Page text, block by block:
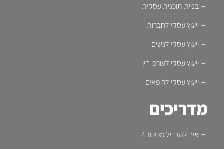
בניית תוכנית עסקית
ייעוץ עסקי לחברות
ייעוץ עסקי לנשים
ייעוץ עסקי לעורכי דין
ייעוץ עסקי לרופאים
מדריכים
איך להגדיל מכירות?